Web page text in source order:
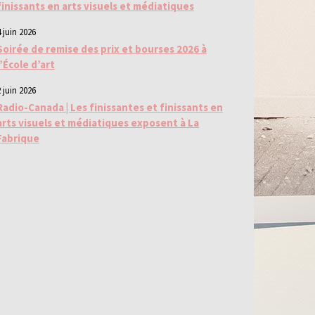
en arts visuels et médiatiques
juin 2026
de remise des prix et bourses 2026 à
d’art
juin 2026
Canada | Les finissantes et finissants en
visuels et médiatiques exposent à La